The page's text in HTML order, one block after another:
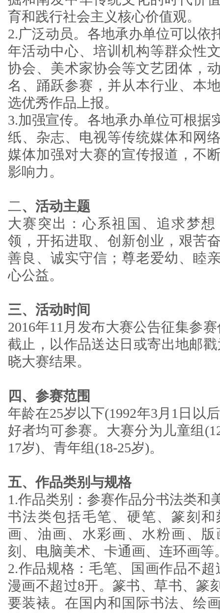
育和践行社会主义核心价值观。
2.广泛动员。各地承办单位可以依
年活动中心、培训机构等群众性
协会、美术家协会等文艺团体，
名、踊跃参赛，并从本行业、本
选优秀作品上报。
3.加强宣传。各地承办单位可根据
纸、杂志、电视等传统媒体和网
媒体加强对大赛的宣传报道，不
影响力。
二、活动主题
大赛突出：心系祖国、追求梦
领，开拓进取、创新创业，艰苦
善良、诚实守信；尊老爱幼、睦
心公益。
三、活动时间
2016年11月发布大赛公告征集参
截止，以作品送达日或寄出地邮
晓大赛结果。
四、参赛范围
年龄在25岁以下(1992年3月1日以
好者均可参赛。大赛分为儿童组
17岁)、青年组(18-25岁)。
五、作品类别与规格
1.作品类别：参赛作品分书法类和
书法类包括毛笔、硬笔、篆刻
画、油画、水彩画、水粉画、
刻、电脑美术、卡通画、连环画等
2.作品规格：毛笔、国画作品不
漫画不超过8开。篆书、草书、篆
要装裱。在国内和国际书法、绘